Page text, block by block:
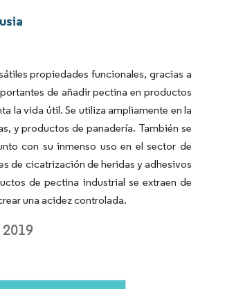
propiedades funcionales, gracias a
de añadir pectina en productos
la vida útil. Se utiliza ampliamente en la
y productos de panadería. También se
con su inmenso uso en el sector de
de cicatrización de heridas y adhesivos
de pectina industrial se extraen de
una acidez controlada.